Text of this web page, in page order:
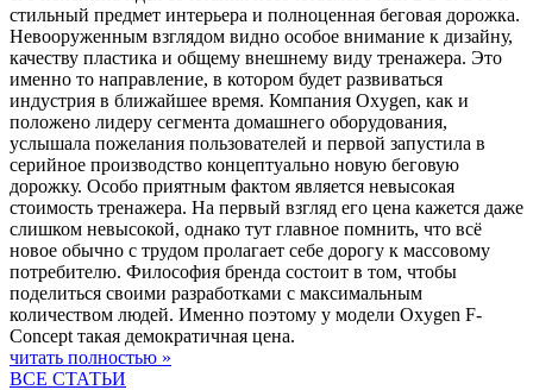
стильный предмет интерьера и полноценная беговая дорожка.
Невооруженным взглядом видно особое внимание к дизайну,
качеству пластика и общему внешнему виду тренажера. Это
именно то направление, в котором будет развиваться
индустрия в ближайшее время. Компания Oxygen, как и
положено лидеру сегмента домашнего оборудования,
услышала пожелания пользователей и первой запустила в
серийное производство концептуально новую беговую
дорожку. Особо приятным фактом является невысокая
стоимость тренажера. На первый взгляд его цена кажется даже
слишком невысокой, однако тут главное помнить, что всё
новое обычно с трудом пролагает себе дорогу к массовому
потребителю. Философия бренда состоит в том, чтобы
поделиться своими разработками с максимальным
количеством людей. Именно поэтому у модели Oxygen F-
Concept такая демократичная цена.
читать полностью »
ВСЕ СТАТЬИ